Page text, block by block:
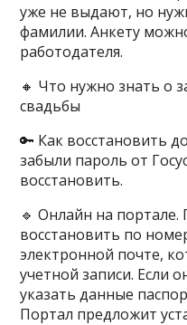
уже не выдают, но
фамилии. Анкету
работодателя.
🔸 Что нужно знать о
свадьбы
🔑 Как восстановить
забыли пароль от
восстановить.
🔹 Онлайн на
восстановить по
электронной почте,
учетной записи. Если
указать данные
Портал предложит